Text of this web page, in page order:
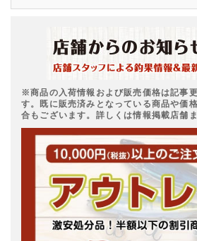
※商品の入荷情報および販売価格は記事
す。既に販売済みとなっている商品や価
合もございます。詳しくは情報掲載店舗